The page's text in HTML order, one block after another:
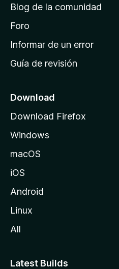
e
i
n
c
o
e
M
i
l
Blog de la comunidad
Foro
Informar de un error
Guía de revisión
Download
Download Firefox
Windows
macOS
iOS
Android
Linux
All
Latest Builds